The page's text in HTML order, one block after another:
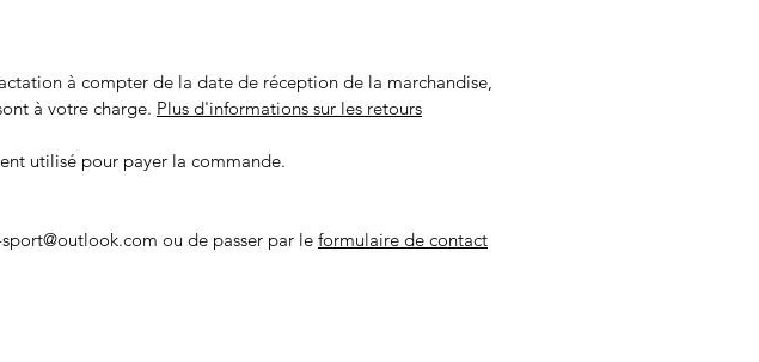
à compter de la date de réception de la marchandise,
à votre charge. Plus d'informations sur les retours
utilisé pour payer la commande.
ou de passer par le formulaire de contact